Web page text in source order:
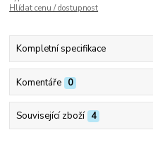
Hlídat cenu / dostupnost
Kompletní specifikace
Komentáře 0
Související zboží 4